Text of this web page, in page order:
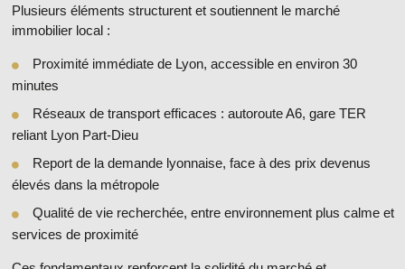
Plusieurs éléments structurent et soutiennent le marché
immobilier local:
Proximité immédiate de Lyon, accessible en environ 30
minutes
Réseaux de transport efficaces : autoroute A6, gare TER
reliant Lyon Part-Dieu
Report de la demande lyonnaise, face à des prix devenus
élevés dans la métropole
Qualité de vie recherchée, entre environnement plus calme et
services de proximité